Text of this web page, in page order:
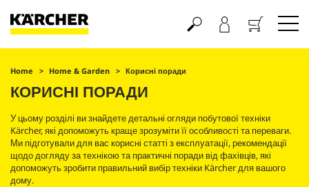
Кошик
Home Home & Garden Корисні поради
КОРИСНІ ПОРАДИ
У цьому розділі ви знайдете детальні огляди побутової техніки
Kärcher, які допоможуть краще зрозуміти її особливості та переваги.
Ми підготували для вас корисні статті з експлуатації, рекомендації
щодо догляду за технікою та практичні поради від фахівців, які
допоможуть зробити правильний вибір техніки Kärcher для вашого
дому.